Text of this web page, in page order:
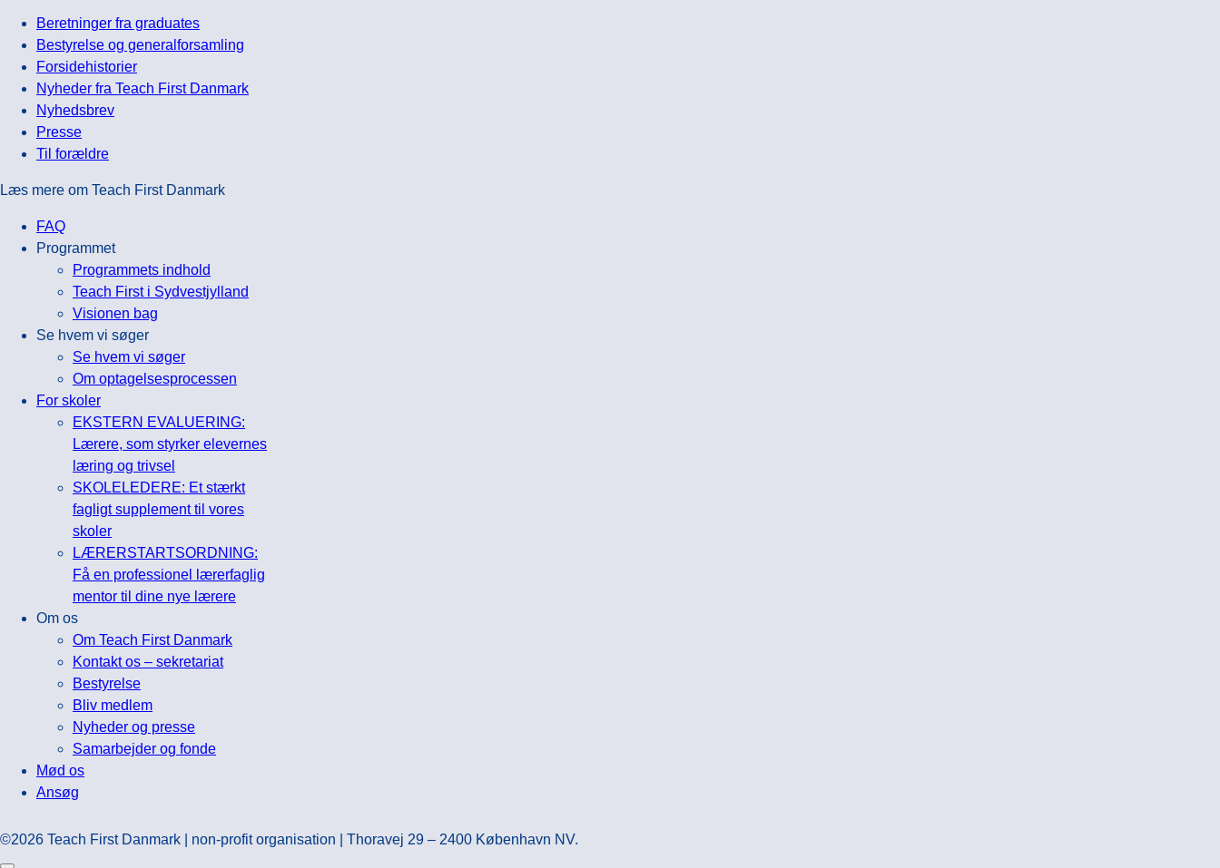
Beretninger fra graduates
Bestyrelse og generalforsamling
Forsidehistorier
Nyheder fra Teach First Danmark
Nyhedsbrev
Presse
Til forældre
Læs mere om Teach First Danmark
FAQ
Programmet
Programmets indhold
Teach First i Sydvestjylland
Visionen bag
Se hvem vi søger
Se hvem vi søger
Om optagelsesprocessen
For skoler
EKSTERN EVALUERING:
Lærere, som styrker elevernes
læring og trivsel
SKOLELEDERE: Et stærkt
fagligt supplement til vores
skoler
LÆRERSTARTSORDNING:
Få en professionel lærerfaglig
mentor til dine nye lærere
Om os
Om Teach First Danmark
Kontakt os – sekretariat
Bestyrelse
Bliv medlem
Nyheder og presse
Samarbejder og fonde
Mød os
Ansøg
©2026 Teach First Danmark | non-profit organisation | Thoravej 29 – 2400 København NV.